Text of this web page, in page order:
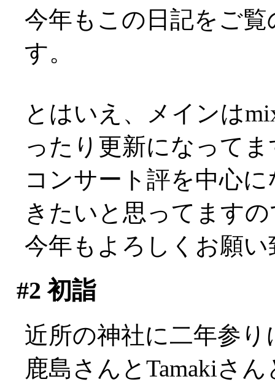
今年もこの日記をご
す。
とはいえ、メインは
ったり更新になって
コンサート評を中心
きたいと思ってます
今年もよろしくお願
#2 初詣
近所の神社に二年参り
鹿島さんとTamakiさ